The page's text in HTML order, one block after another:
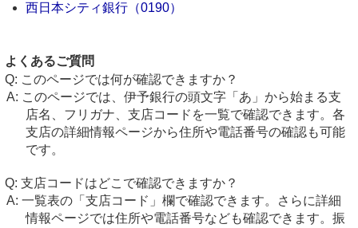
西日本シティ銀行（0190）
よくあるご質問
このページでは何が確認できますか？
このページでは、伊予銀行の頭文字「あ」から始まる支
店名、フリガナ、支店コードを一覧で確認できます。各
支店の詳細情報ページから住所や電話番号の確認も可能
です。
支店コードはどこで確認できますか？
一覧表の「支店コード」欄で確認できます。さらに詳細
情報ページでは住所や電話番号なども確認できます。振